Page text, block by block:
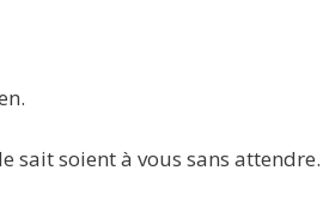
sait soient à vous sans attendre.